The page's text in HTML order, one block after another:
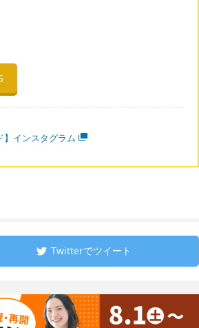
】インスタグラム
Twitterでツイート